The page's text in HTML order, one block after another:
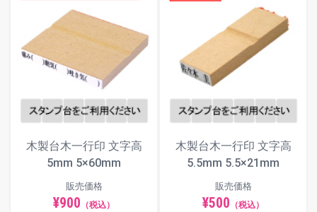
木製台木一行印 文字高
5mm 5×60mm
販売価格
¥900 （税込）
木製台木一行印 文字高
5.5mm 5.5×21mm
販売価格
¥500 （税込）